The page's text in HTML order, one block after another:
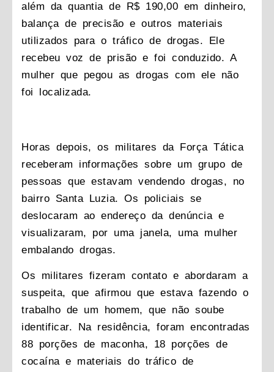
além da quantia de R$ 190,00 em dinheiro,
balança de precisão e outros materiais
utilizados para o tráfico de drogas. Ele
recebeu voz de prisão e foi conduzido. A
mulher que pegou as drogas com ele não
foi localizada.
Horas depois, os militares da Força Tática
receberam informações sobre um grupo de
pessoas que estavam vendendo drogas, no
bairro Santa Luzia. Os policiais se
deslocaram ao endereço da denúncia e
visualizaram, por uma janela, uma mulher
embalando drogas.
Os militares fizeram contato e abordaram a
suspeita, que afirmou que estava fazendo o
trabalho de um homem, que não soube
identificar. Na residência, foram encontradas
88 porções de maconha, 18 porções de
cocaína e materiais do tráfico de